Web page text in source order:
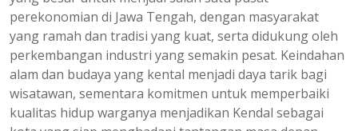
perekonomian di Jawa Tengah, dengan masyarakat
yang ramah dan tradisi yang kuat, serta didukung oleh
perkembangan industri yang semakin pesat. Keindahan
alam dan budaya yang kental menjadi daya tarik bagi
wisatawan, sementara komitmen untuk memperbaiki
kualitas hidup warganya menjadikan Kendal sebagai